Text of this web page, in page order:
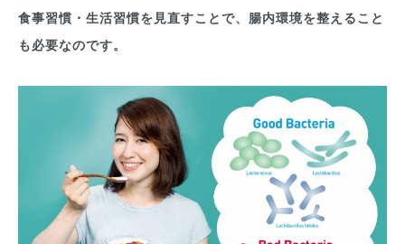
食事習慣・生活習慣を見直すことで、腸内環境を整えること
も必要なのです。